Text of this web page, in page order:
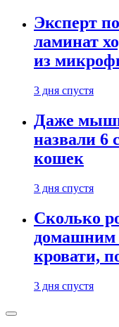
Эксперт
ламинат
из
3 дня спустя
Даже
назвали 6
кошек
3 дня спустя
Сколько
домашним
кровати,
3 дня спустя